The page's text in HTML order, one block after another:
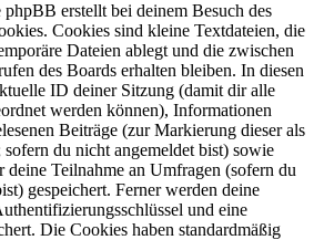
erstellt bei deinem Besuch des
Cookies sind kleine Textdateien, die
Dateien ablegt und die zwischen
des Boards erhalten bleiben. In diesen
ID deiner Sitzung (damit dir alle
werden können), Informationen
Beiträge (zur Markierung dieser als
sofern du nicht angemeldet bist) sowie
deine Teilnahme an Umfragen (sofern du
gespeichert. Ferner werden deine
und eine
Die Cookies haben standardmäßig